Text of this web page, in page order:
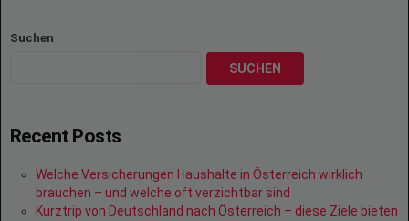
Suchen
SUCHEN
Recent Posts
Welche Versicherungen Haushalte in Österreich wirklich
brauchen – und welche oft verzichtbar sind
Kurztrip von Deutschland nach Österreich – diese Ziele bieten